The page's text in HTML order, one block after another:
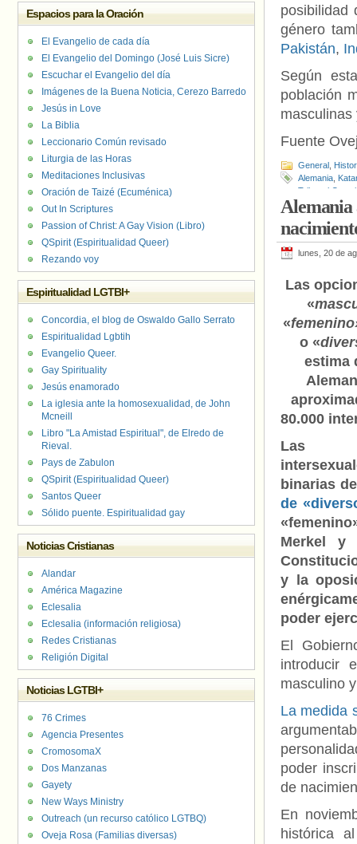
posibilidad
género
Pakistán,
Según
población
masculinas
Fuente
General
Alemania
Tribunal
Alemania
lunes, 20 de
Las
«
«
o «
estima
80.000
Las
binarias
de
Merkel y
y la
poder
El
introducir
masculino
La medida
poder
de
En
histórica
Espacios para la Oración
El Evangelio de cada día
El Evangelio del Domingo (José Luis Sicre)
Escuchar el Evangelio del día
Imágenes de la Buena Noticia, Cerezo Barredo
Jesús in Love
La Biblia
Leccionario Común revisado
Liturgia de las Horas
Meditaciones Inclusivas
Oración de Taizé (Ecuménica)
Out In Scriptures
Passion of Christ: A Gay Vision (Libro)
QSpirit (Espiritualidad Queer)
Rezando voy
Espiritualidad LGTBI+
Concordia, el blog de Oswaldo Gallo Serrato
Espiritualidad Lgbtih
Evangelio Queer.
Gay Spirituality
Jesús enamorado
La iglesia ante la homosexualidad, de John
Mcneill
Libro "La Amistad Espiritual", de Elredo de
Rieval.
Pays de Zabulon
QSpirit (Espiritualidad Queer)
Santos Queer
Sólido puente. Espiritualidad gay
Noticias Cristianas
Alandar
América Magazine
Eclesalia
Eclesalia (información religiosa)
Redes Cristianas
Religión Digital
Noticias LGTBI+
76 Crimes
Agencia Presentes
CromosomaX
Dos Manzanas
Gayety
New Ways Ministry
Outreach (un recurso católico LGTBQ)
Oveja Rosa (Familias diversas)